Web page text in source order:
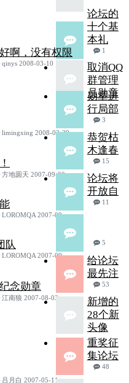
论坛的
十个基
本礼
啊，没有权限
1
qinys 2008-03-10
取消QQ
群管理
员勋章
勋章进
行局部
3
limingxing 2008-02-29
恭贺枯
木逢春
15
方地圆天 2007-09-20
论坛将
开放自
11
LOROMQA 2007-09-06
队
5
LOROMQA 2007-09-06
给论坛
最先注
念勋章
53
江南狼 2007-08-03
新增的
28个新
头像
重奖征
集论坛
48
吕月白 2007-05-11